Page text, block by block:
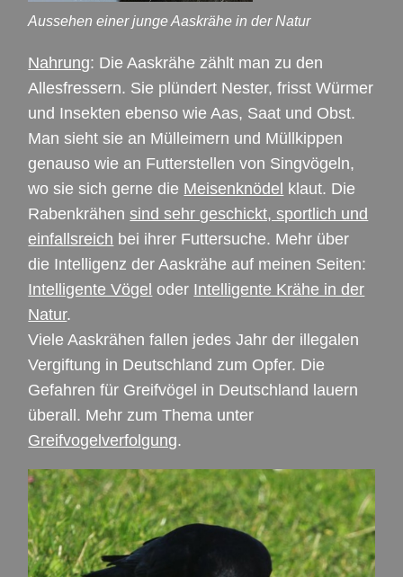
Aussehen einer junge Aaskrähe in der Natur
Nahrung: Die Aaskrähe zählt man zu den
Allesfressern. Sie plündert Nester, frisst Würmer
und Insekten ebenso wie Aas, Saat und Obst.
Man sieht sie an Mülleimern und Müllkippen
genauso wie an Futterstellen von Singvögeln,
wo sie sich gerne die Meisenknödel klaut. Die
Rabenkrähen sind sehr geschickt, sportlich und
einfallsreich bei ihrer Futtersuche. Mehr über
die Intelligenz der Aaskrähe auf meinen Seiten:
Intelligente Vögel oder Intelligente Krähe in der
Natur.
Viele Aaskrähen fallen jedes Jahr der illegalen
Vergiftung in Deutschland zum Opfer. Die
Gefahren für Greifvögel in Deutschland lauern
überall. Mehr zum Thema unter
Greifvogelverfolgung.